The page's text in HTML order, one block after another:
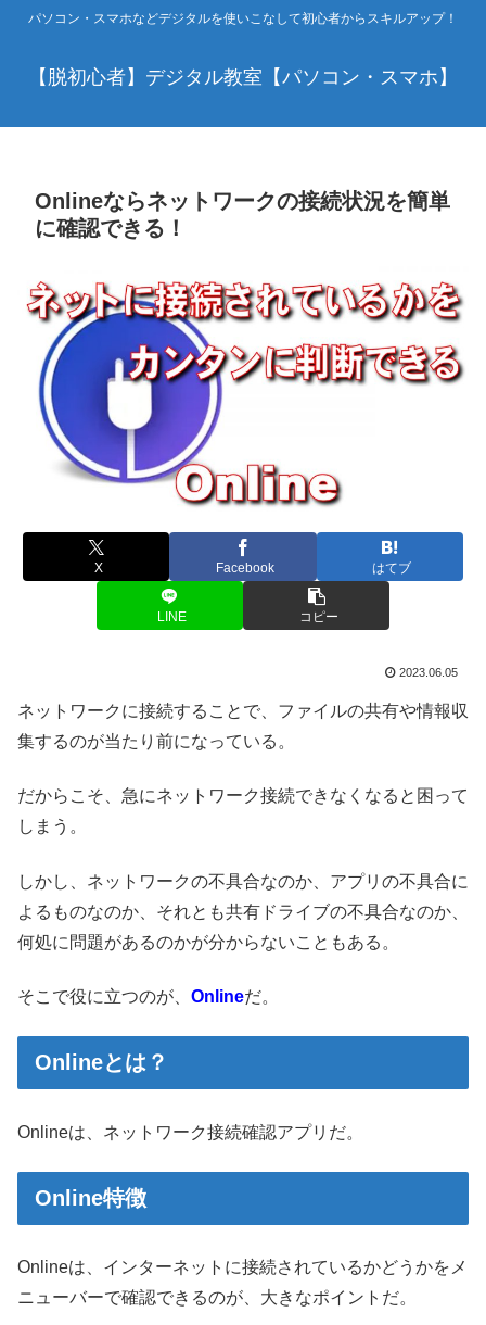
パソコン・スマホなどデジタルを使いこなして初心者からスキルアップ！
【脱初心者】デジタル教室【パソコン・スマホ】
Onlineならネットワークの接続状況を簡単
に確認できる！
X Facebook はてブ
LINE コピー
2023.06.05
ネットワークに接続することで、ファイルの共有や情報収
集するのが当たり前になっている。
だからこそ、急にネットワーク接続できなくなると困って
しまう。
しかし、ネットワークの不具合なのか、アプリの不具合に
よるものなのか、それとも共有ドライブの不具合なのか、
何処に問題があるのかが分からないこともある。
そこで役に立つのが、 Onlineだ。
Onlineとは？
Onlineは、ネットワーク接続確認アプリだ。
Online特徴
Onlineは、インターネットに接続されているかどうかをメ
ニューバーで確認できるのが、大きなポイントだ。